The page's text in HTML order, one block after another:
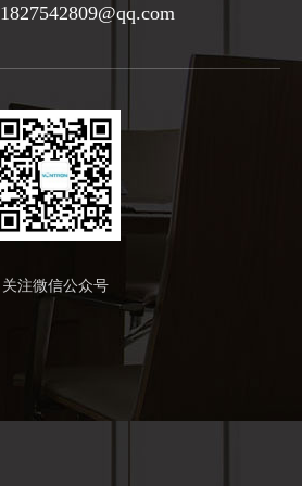
1827542809@qq.com
关注微信公众号